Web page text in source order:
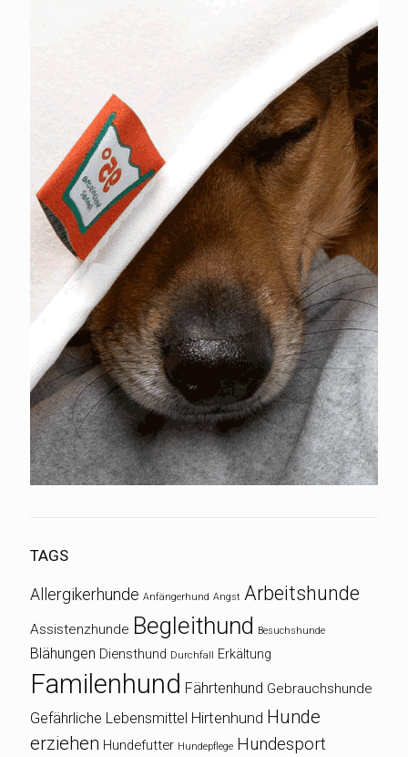
TAGS
Allergikerhunde Anfängerhund Angst Arbeitshunde
Assistenzhunde Begleithund Besuchshunde
Blähungen Diensthund Durchfall Erkältung
Familenhund Fährtenhund Gebrauchshunde
Gefährliche Lebensmittel Hirtenhund Hunde
erziehen Hundefutter Hundepflege Hundesport